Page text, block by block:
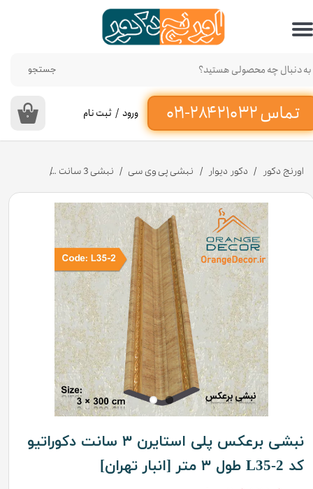
تماس ۳۲ ۲۱۰ ۲۸۴-۰۲۱‌
جستجو
۰ ورود / ثبت نام
حساب کاربری من
تغییر گذر واژه
سفارشات
خروج از حساب کاربری
اورنج دکور دکور دیوار نبشی پی وی سی نبشی 3 سانت
نبشی برعکس پلی استایرن ۳ سانت دکوراتیو
کد L35-2 طول ۳ متر [انبار تهران]